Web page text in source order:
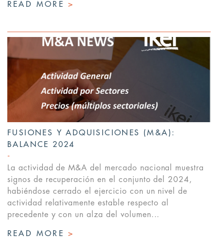
READ MORE >
FUSIONES Y ADQUISICIONES (M&A):
BALANCE 2024
La actividad de M&A del mercado nacional muestra
signos de recuperación en el conjunto del 2024,
habiéndose cerrado el ejercicio con un nivel de
actividad relativamente estable respecto al
precedente y con un alza del volumen...
READ MORE >